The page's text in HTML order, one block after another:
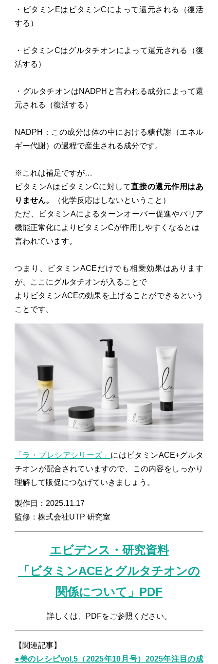
・ビタミンEはビタミンCによって還元される（復活
する）
・ビタミンCはグルタチオンによって還元される（復
活する）
・グルタチオンはNADPHと言われる成分によって還
元される（復活する）
NADPH：この成分は体の中における糖代謝（エネル
ギー代謝）の過程で産生される成分です。
※これは補足ですが…
ビタミンAはビタミンCに対して直接の還元作用はあ
りません。
（化学反応はしないということ）
ただ、ビタミンAによるターンオーバー促進やバリア
機能正常化によりビタミンCが作用しやすくなるとは
言われています。
つまり、ビタミンACEだけでも相乗効果はあります
が、ここにグルタチオンが入ることで
よりビタミンACEの効果を上げることができるという
ことです。
「ラ・プレシアシリーズ」 にはビタミンACE+グルタ
チオンが配合されていますので、この内容をしっかり
理解して販促につなげていきましょう。
製作日：2025.11.17
監修：株式会社UTP 研究室
エビデンス・研究資料
「ビタミンACEとグルタチオンの
関係について」PDF
詳しくは、PDFをご参照ください。
【関連記事】
●美のレシピvol.5（2025年10月号）2025年注目の成